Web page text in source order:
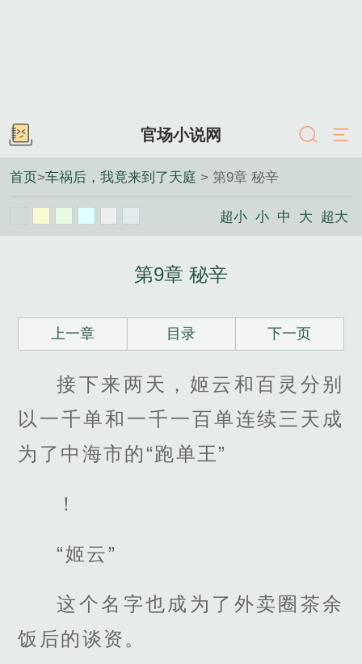
官场小说网
首页>车祸后，我竟来到了天庭 > 第9章 秘辛
超小 小 中 大 超大
第9章 秘辛
上一章 目录 下一页
接下来两天，姬云和百灵分别
以一千单和一千一百单连续三天成
为了中海市的“跑单王”
！
“姬云”
这个名字也成为了外卖圈茶余
饭后的谈资。